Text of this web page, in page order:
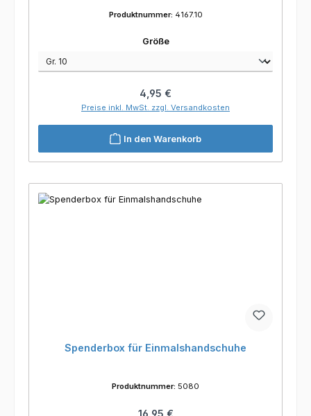
Produktnummer: 4167.10
Größeauswählen
Regulärer Preis:
4,95 €
Preise inkl. MwSt. zzgl. Versandkosten
In den Warenkorb
Spenderbox für Einmalshandschuhe
Produktnummer: 5080
Regulärer Preis:
16,95 €